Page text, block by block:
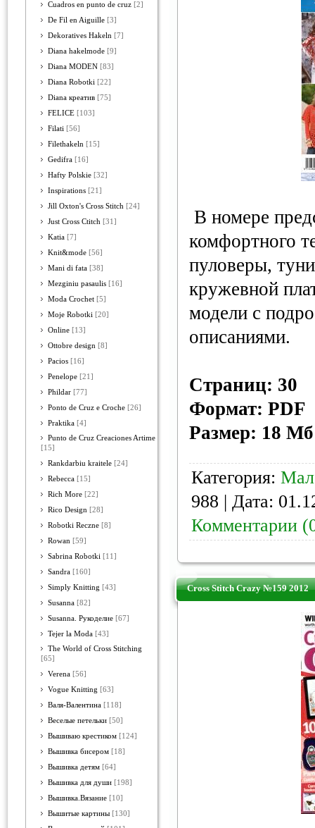
Cuadros en punto de cruz [2]
De Fil en Aiguille [3]
Dekoratives Hakeln [7]
Diana hakelmode [9]
Diana MODEN [83]
Diana Robotki [22]
Diana креатив [75]
FELICE [103]
Filati [56]
Filethakeln [15]
Gedifra [16]
Hafty Polskie [32]
Inspirations [21]
Jill Oxton's Cross Stitch [24]
Just Cross Ctitch [31]
Katia [7]
Knit&mode [56]
Mani di fata [38]
Mezginiu pasaulis [16]
Moda Crochet [5]
Moje Robotki [20]
Online [13]
Ottobre design [8]
Pacios [16]
Penelope [21]
Phildar [77]
Ponto de Cruz e Croche [26]
Praktika [4]
Punto de Cruz Creaciones Artime
[15]
Rankdarbiu kraitele [24]
Rebecca [15]
Rich More [22]
Rico Design [28]
Robotki Reczne [8]
Rowan [59]
Sabrina Robotki [11]
Sandra [160]
Simply Knitting [43]
Susanna [82]
Susanna. Рукоделие [67]
Tejer la Moda [43]
The World of Cross Stitching
[65]
Verena [56]
Vogue Knitting [63]
Валя-Валентина [118]
Веселые петельки [50]
Вышиваю крестиком [124]
Вышивка бисером [18]
Вышивка детям [64]
Вышивка для души [198]
Вышивка.Вязание [10]
Вышитые картины [130]
В номере
комфортного
пуловеры,
кружевной
модели с
описаниями.
Страниц: 30
Формат: PDF
Размер: 18 Мб
Категория:
988 | Дата:
Комментарии
Cross Stitch Crazy №159 2012